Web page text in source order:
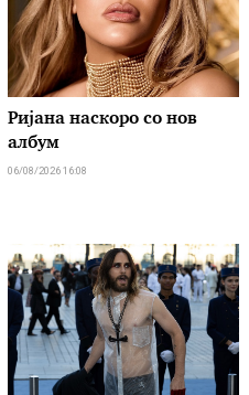
Ријана наскоро со нов
албум
06/08/2026 16:08